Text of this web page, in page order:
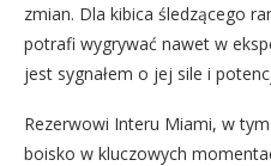
zmian. Dla kibica śledzącego
potrafi wygrywać nawet w
jest sygnałem o jej sile i
Rezerwowi Interu Miami, w
boisko w kluczowych